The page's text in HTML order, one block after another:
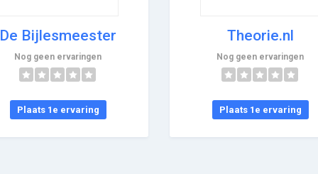
De Bijlesmeester
Nog geen ervaringen
Plaats 1e ervaring
Theorie.nl
Nog geen ervaringen
Plaats 1e ervaring